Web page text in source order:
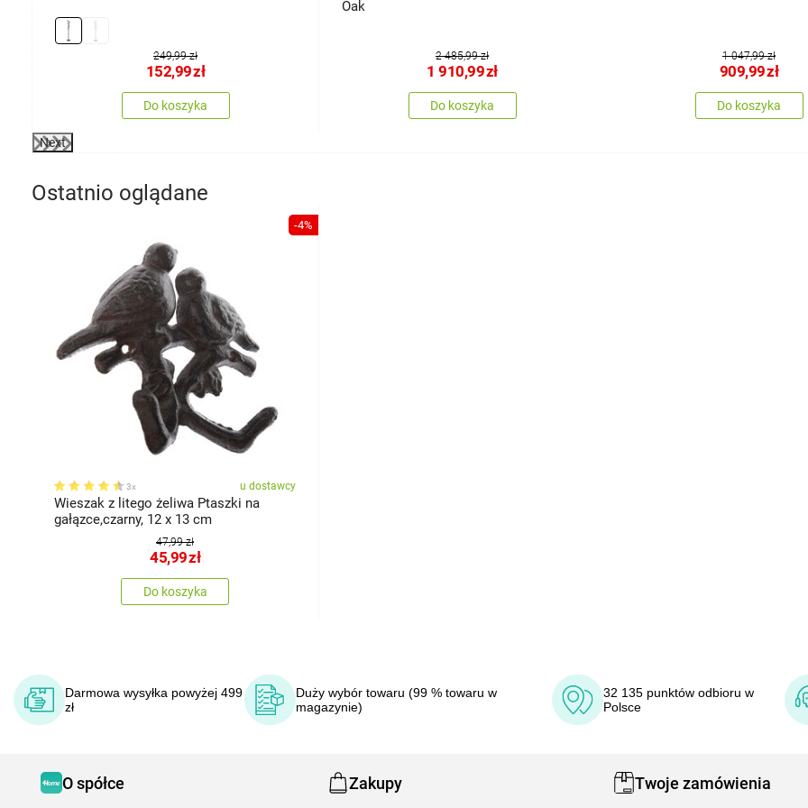
249,99 zł
152,99zł
Do koszyka
Oak
2 485,99 zł
1 910,99zł
Do koszyka
1 047,99 zł
909,99zł
Do koszyka
Next
Ostatnio oglądane
-4%
3x u dostawcy
Wieszak z litego żeliwa Ptaszki na
gałązce,czarny, 12 x 13 cm
47,99 zł
45,99zł
Do koszyka
Darmowa wysyłka powyżej 499
zł
Duży wybór towaru (99 % towaru w
magazynie)
32 135 punktów odbioru w
Polsce
O spółce Zakupy Twoje zamówienia